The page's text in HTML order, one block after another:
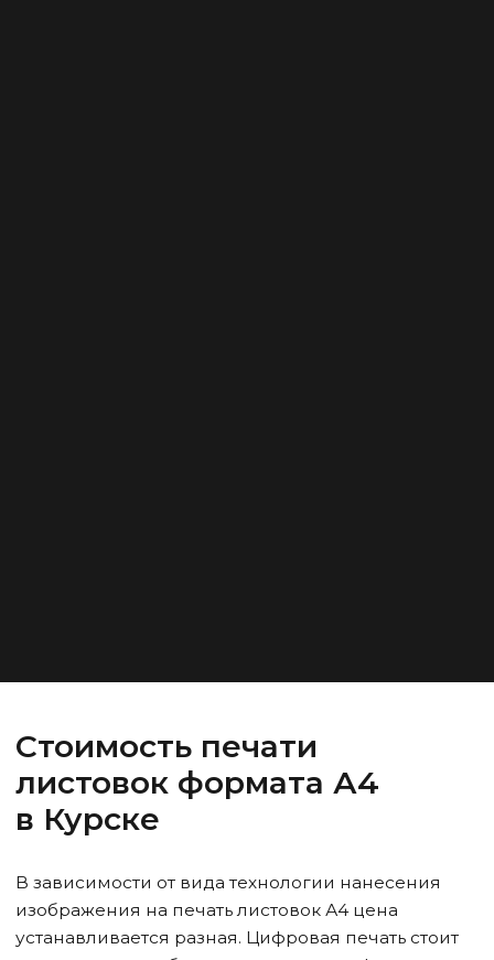
Стоимость печати
листовок формата А4
в Курске
В зависимости от вида технологии нанесения
изображения на печать листовок А4 цена
устанавливается разная. Цифровая печать стоит